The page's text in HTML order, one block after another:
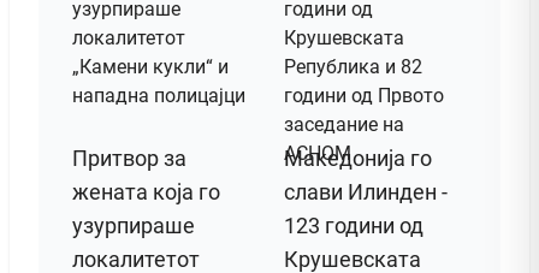
Притвор за
жената која го
узурпираше
локалитетот
Македонија го
слави Илинден -
123 години од
Крушевската